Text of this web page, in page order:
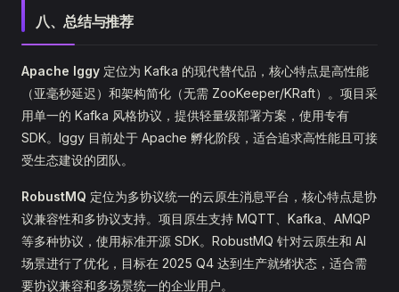
八、总结与推荐
Apache Iggy 定位为 Kafka 的现代替代品，核心特点是高性能
（亚毫秒延迟）和架构简化（无需 ZooKeeper/KRaft）。项目采
用单一的 Kafka 风格协议，提供轻量级部署方案，使用专有
SDK。Iggy 目前处于 Apache 孵化阶段，适合追求高性能且可接
受生态建设的团队。
RobustMQ 定位为多协议统一的云原生消息平台，核心特点是协
议兼容性和多协议支持。项目原生支持 MQTT、Kafka、AMQP
等多种协议，使用标准开源 SDK。RobustMQ 针对云原生和 AI
场景进行了优化，目标在 2025 Q4 达到生产就绪状态，适合需
要协议兼容和多场景统一的企业用户。